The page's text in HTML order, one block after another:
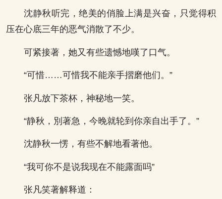
沈静秋听完，绝美的俏脸上满是兴奋，只觉得积
压在心底三年的恶气消散了不少。
可紧接著，她又有些遗憾地嘆了口气。
“可惜……可惜我不能亲手摺磨他们。”
张凡放下茶杯，神秘地一笑。
“静秋，別著急，今晚就轮到你亲自出手了。”
沈静秋一愣，有些不解地看著他。
“我可你不是说我现在不能露面吗”
张凡笑著解释道：